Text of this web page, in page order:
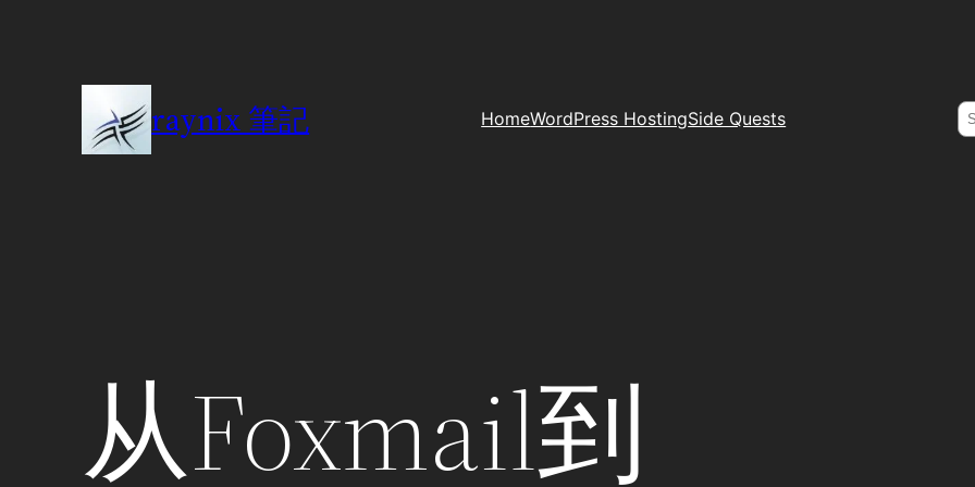
raynix 筆記 HomeWordPress HostingSide Quests
从Foxmail到